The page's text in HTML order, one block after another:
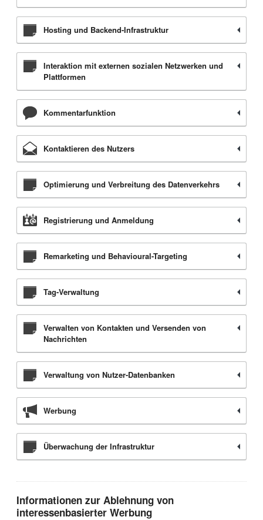
Hosting und Backend-Infrastruktur
Interaktion mit externen sozialen Netzwerken und
Plattformen
Kommentarfunktion
Kontaktieren des Nutzers
Optimierung und Verbreitung des Datenverkehrs
Registrierung und Anmeldung
Remarketing und Behavioural-Targeting
Tag-Verwaltung
Verwalten von Kontakten und Versenden von
Nachrichten
Verwaltung von Nutzer-Datenbanken
Werbung
Überwachung der Infrastruktur
Informationen zur Ablehnung von
interessenbasierter Werbung